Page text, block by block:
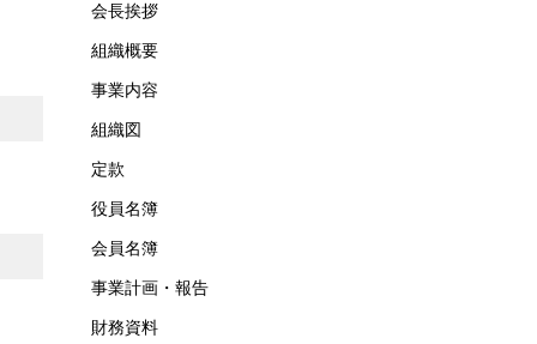
会長挨拶
組織概要
事業内容
組織図
定款
役員名簿
会員名簿
事業計画・報告
財務資料